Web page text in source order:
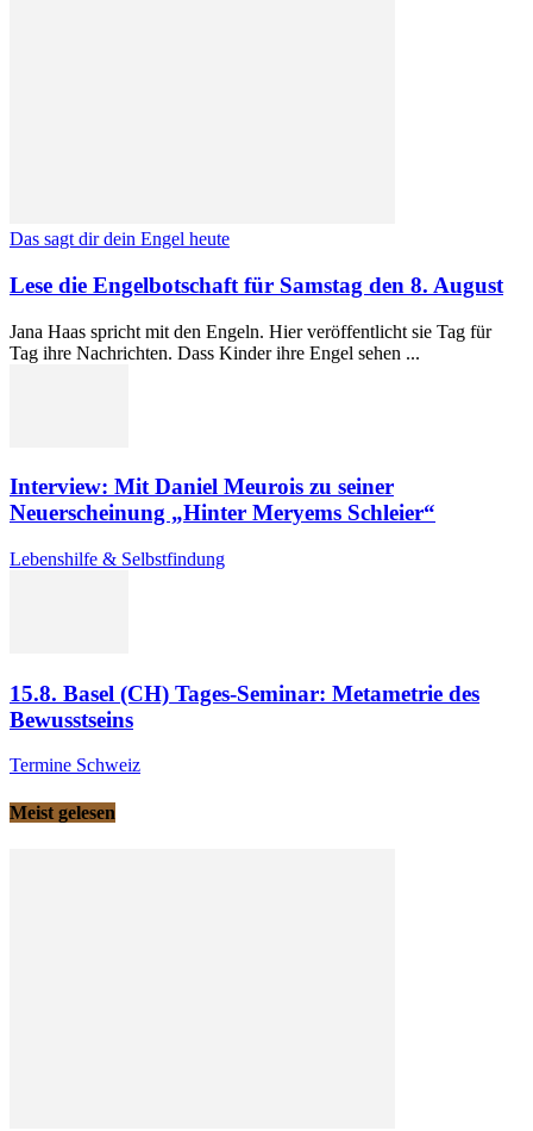
Das sagt dir dein Engel heute
Lese die Engelbotschaft für Samstag den 8. August
Jana Haas spricht mit den Engeln. Hier veröffentlicht sie Tag für
Tag ihre Nachrichten. Dass Kinder ihre Engel sehen ...
Interview: Mit Daniel Meurois zu seiner
Neuerscheinung „Hinter Meryems Schleier“
Lebenshilfe & Selbstfindung
15.8. Basel (CH) Tages-Seminar: Metametrie des
Bewusstseins
Termine Schweiz
Meist gelesen